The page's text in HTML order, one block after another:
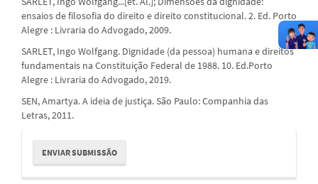
ensaios de filosofia do direito e direito constitucional. 2. Ed. Porto
Alegre : Livraria do Advogado, 2009.
SARLET, Ingo Wolfgang. Dignidade (da pessoa) humana e direitos
fundamentais na Constituição Federal de 1988. 10. Ed.Porto
Alegre : Livraria do Advogado, 2019.
SEN, Amartya. A ideia de justiça. São Paulo: Companhia das
Letras, 2011.
Enviar
Submissão
ENVIAR SUBMISSÃO